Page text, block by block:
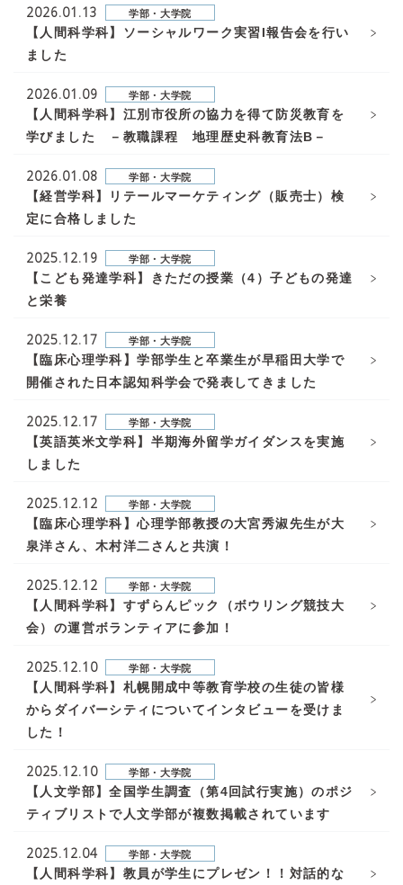
2026.01.13 学部・大学院
【人間科学科】ソーシャルワーク実習I報告会を行い
ました
2026.01.09 学部・大学院
【人間科学科】江別市役所の協力を得て防災教育を
学びました －教職課程 地理歴史科教育法B－
2026.01.08 学部・大学院
【経営学科】リテールマーケティング（販売士）検
定に合格しました
2025.12.19 学部・大学院
【こども発達学科】きただの授業（4）子どもの発達
と栄養
2025.12.17 学部・大学院
【臨床心理学科】学部学生と卒業生が早稲田大学で
開催された日本認知科学会で発表してきました
2025.12.17 学部・大学院
【英語英米文学科】半期海外留学ガイダンスを実施
しました
2025.12.12 学部・大学院
【臨床心理学科】心理学部教授の大宮秀淑先生が大
泉洋さん、木村洋二さんと共演！
2025.12.12 学部・大学院
【人間科学科】すずらんピック（ボウリング競技大
会）の運営ボランティアに参加！
2025.12.10 学部・大学院
【人間科学科】札幌開成中等教育学校の生徒の皆様
からダイバーシティについてインタビューを受けま
した！
2025.12.10 学部・大学院
【人文学部】全国学生調査（第4回試行実施）のポジ
ティブリストで人文学部が複数掲載されています
2025.12.04 学部・大学院
【人間科学科】教員が学生にプレゼン！！対話的な